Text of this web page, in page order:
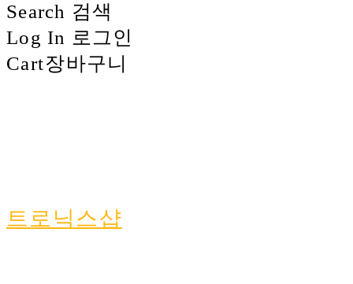
Search 검색
Log In 로그인
Cart장바구니
트로닉스샵